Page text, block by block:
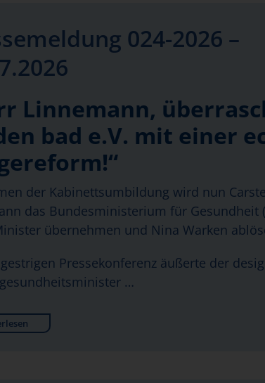
024-2026 –
Linnemann,
bad e.V. mit einer
der Kabinettsumbildung wird nun
das Bundesministerium für Gesundheit
übernehmen und Nina Warken
Pressekonferenz äußerte der
…